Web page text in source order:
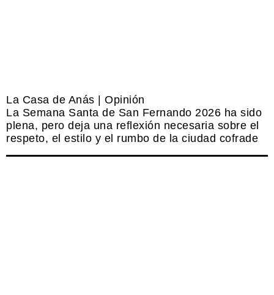
La Casa de Anás | Opinión
La Semana Santa de San Fernando 2026 ha sido
plena, pero deja una reflexión necesaria sobre el
respeto, el estilo y el rumbo de la ciudad cofrade